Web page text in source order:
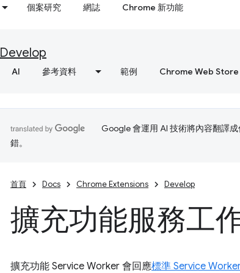
個案研究 網誌 Chrome 新功能
Develop
AI 參考資料 範例 Chrome Web Store
Google 會運用 AI 技術將內容翻譯
錯。
首頁 Docs Chrome Extensions Develop
擴充功能服務工
擴充功能 Service Worker 會回應標準 Service